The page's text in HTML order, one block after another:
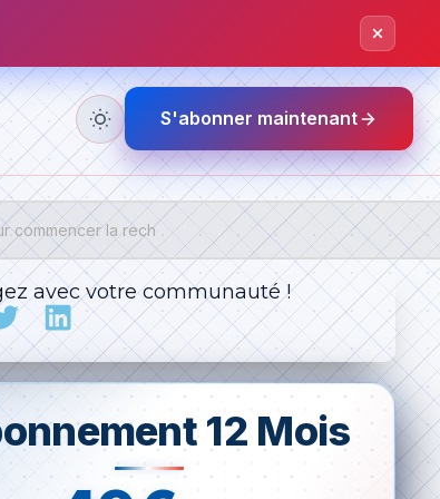
S'abonner maintenant
avec votre communauté !
12 Mois